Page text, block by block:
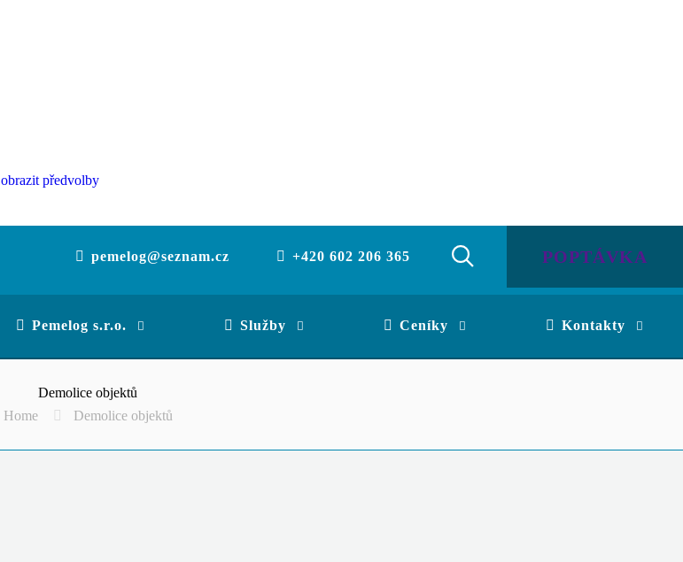
předvolby
pemelog@seznam.cz +420 602 206 365 POPTÁVKA
Pemelog s.r.o. Služby Ceníky Kontakty
Demolice objektů
Home
Demolice objektů